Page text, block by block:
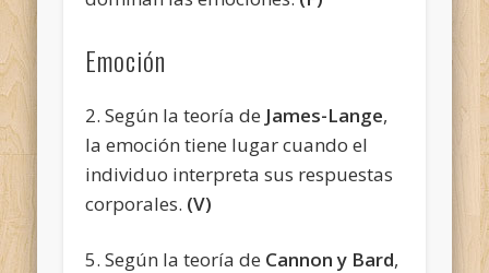
Emoción
2. Según la teoría de James-Lange,
la emoción tiene lugar cuando el
individuo interpreta sus respuestas
corporales. (V)
5. Según la teoría de Cannon y Bard,